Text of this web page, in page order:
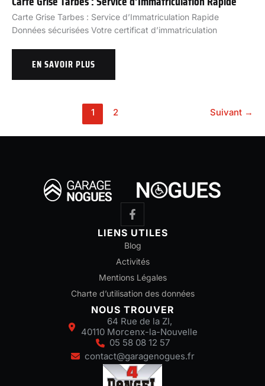
Carte Grise Tarbes : Service d’Immatriculation Rapide
Données sécurisées Votre certificat d’immatriculation
EN SAVOIR PLUS
1 2 Suivant →
LIENS UTILES
Blog
Activités
Mentions Légales
Charte d’utilisation des données
NOUS TROUVER
64 Rue de la ZI,
40110 Morcenx-la-Nouvelle
05 58 08 12 57
contact@garagenogues.fr